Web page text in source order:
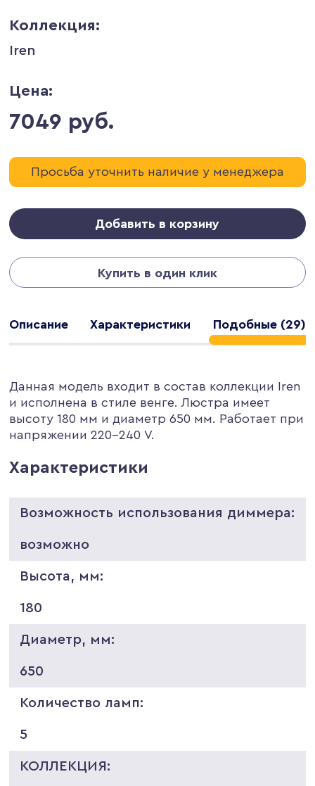
Коллекция:
Iren
Цена:
7049 руб.
Просьба уточнить наличие у менеджера
Добавить в корзину
Купить в один клик
Описание Характеристики Подобные (29)
Данная модель входит в состав коллекции Iren
и исполнена в стиле венге. Люстра имеет
высоту 180 мм и диаметр 650 мм. Работает при
напряжении 220-240 V.
Характеристики
Возможность использования диммера:
возможно
Высота, мм:
180
Диаметр, мм:
650
Количество ламп:
5
КОЛЛЕКЦИЯ: